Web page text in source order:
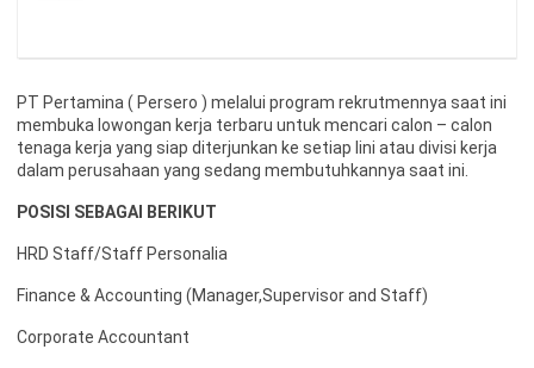
PT Pertamina ( Persero ) melalui program rekrutmennya saat ini
membuka lowongan kerja terbaru untuk mencari calon – calon
tenaga kerja yang siap diterjunkan ke setiap lini atau divisi kerja
dalam perusahaan yang sedang membutuhkannya saat ini.
POSISI SEBAGAI BERIKUT
HRD Staff/Staff Personalia
Finance & Accounting (Manager,Supervisor and Staff)
Corporate Accountant